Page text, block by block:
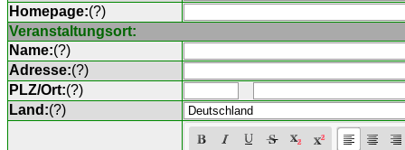
Homepage:(?)
Veranstaltungsort:
Name:(?)
Adresse:(?)
PLZ/Ort:(?)
Land:(?)